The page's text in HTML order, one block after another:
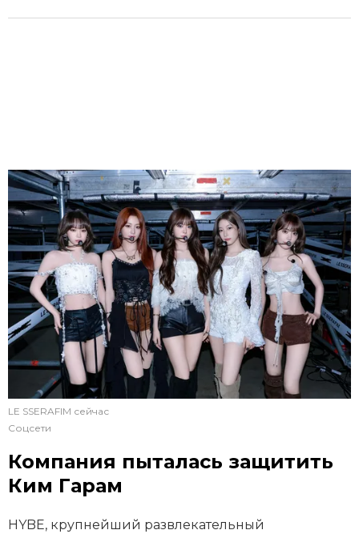
LE SSERAFIM сейчас
Соцсети
Компания пыталась защитить
Ким Гарам
HYBE, крупнейший развлекательный